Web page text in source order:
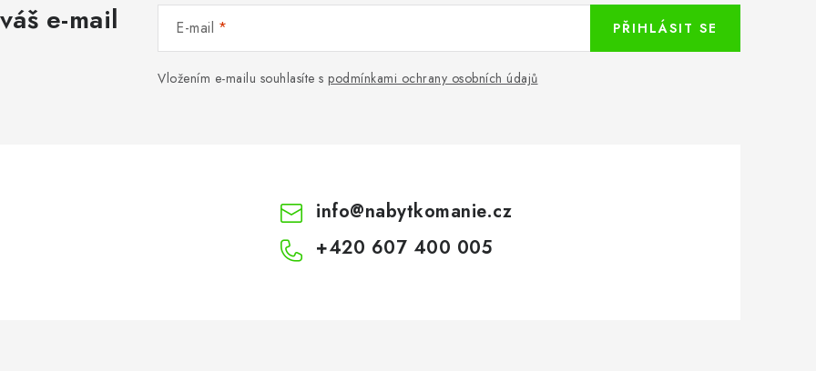
e-mail E-mail
Vložením e-mailu souhlasíte s podmínkami ochrany osobních údajů
PŘIHLÁSIT SE
info@nabytkomanie.cz
+420 607 400 005